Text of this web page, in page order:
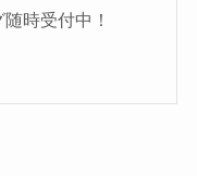
時受付中！